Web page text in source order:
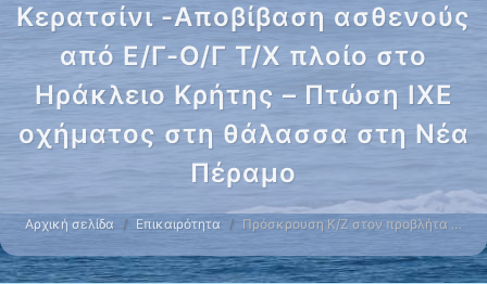
Κερατσίνι -Αποβίβαση ασθενούς
από Ε/Γ-Ο/Γ Τ/Χ πλοίο στο
Ηράκλειο Κρήτης – Πτώση ΙΧΕ
οχήματος στη θάλασσα στη Νέα
Πέραμο
Αρχική σελίδα Επικαιρότητα Πρόσκρουση Κ/Ζ στον προβλήτα …